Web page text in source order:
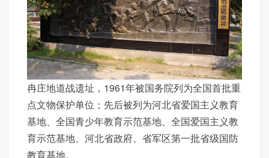
冉庄地道战遗址，1961年被国务院列为全国首批重
点文物保护单位；先后被列为河北省爱国主义教育
基地、全国青少年教育示范基地、全国爱国主义教
育示范基地、河北省政府、省军区第一批省级国防
教育基地。